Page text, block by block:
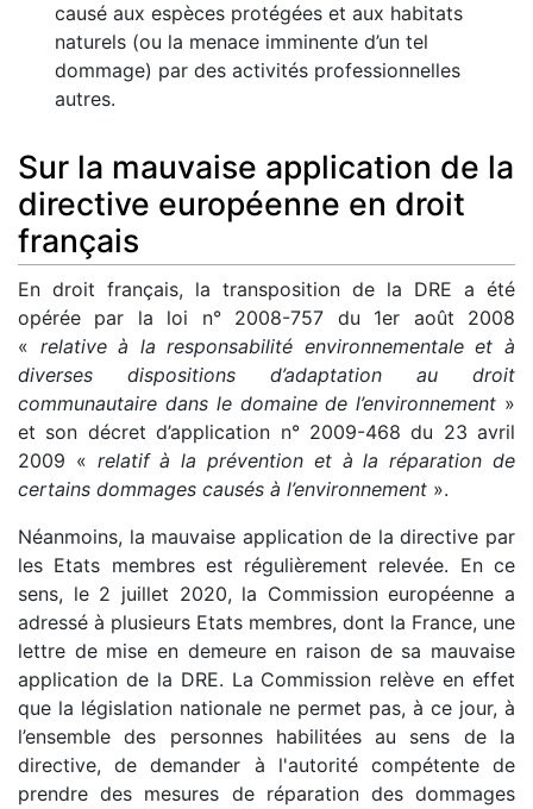
causé aux espèces protégées et aux habitats
naturels (ou la menace imminente d’un tel
dommage) par des activités professionnelles
autres.
Sur la mauvaise application de la
directive européenne en droit
français
En droit français, la transposition de la DRE a été
opérée par la loi n° 2008-757 du 1er août 2008
« relative à la responsabilité environnementale et à
diverses dispositions d’adaptation au droit
communautaire dans le domaine de l’environnement »
et son décret d’application n° 2009-468 du 23 avril
2009 « relatif à la prévention et à la réparation de
certains dommages causés à l’environnement ».
Néanmoins, la mauvaise application de la directive par
les Etats membres est régulièrement relevée. En ce
sens, le 2 juillet 2020, la Commission européenne a
adressé à plusieurs Etats membres, dont la France, une
lettre de mise en demeure en raison de sa mauvaise
application de la DRE. La Commission relève en effet
que la législation nationale ne permet pas, à ce jour, à
l’ensemble des personnes habilitées au sens de la
directive, de demander à l'autorité compétente de
prendre des mesures de réparation des dommages